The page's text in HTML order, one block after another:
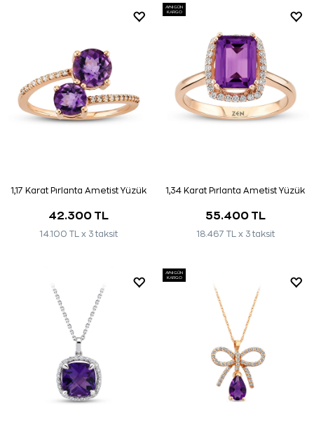
1,17 Karat Pırlanta Ametist Yüzük
42.300 TL
14.100 TL x 3 taksit
AYNI GÜN
KARGO
1,34 Karat Pırlanta Ametist Yüzük
55.400 TL
18.467 TL x 3 taksit
AYNI GÜN
KARGO